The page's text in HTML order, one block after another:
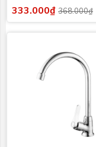
333.000₫ 368.000₫